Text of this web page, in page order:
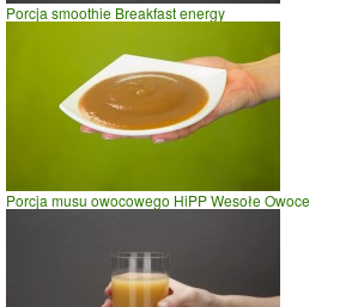
Porcja smoothie Breakfast energy
Porcja musu owocowego HiPP Wesołe Owoce